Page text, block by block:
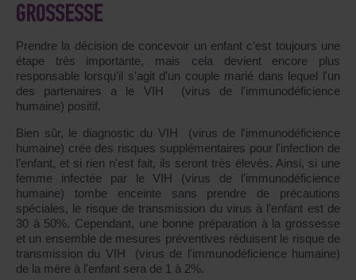
GROSSESSE
Prendre la décision de concevoir un enfant c’est toujours une
étape très importante, mais cela devient encore plus
responsable lorsqu'il s'agit d'un couple marié dans lequel l'un
des partenaires a le VIH (virus de l'immunodéficience
humaine) positif.
Bien sûr, le diagnostic du VIH (virus de l'immunodéficience
humaine) crée des risques supplémentaires pour l'infection de
l’enfant, et si rien n'est fait, ils seront très élevés. Ainsi, si une
femme infectée par le VIH (virus de l'immunodéficience
humaine) tombe enceinte sans prendre de précautions
spéciales, le risque de transmission du virus à l’enfant est de
30 à 50%. Cependant, une bonne préparation à la grossesse
et un ensemble de mesures préventives réduisent le risque de
transmission du VIH (virus de l'immunodéficience humaine)
de la mère à l'enfant sera de 1 à 2%.